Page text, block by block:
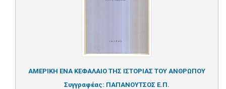
ΑΜΕΡΙΚΗ ΕΝΑ ΚΕΦΑΛΑΙΟ ΤΗΣ ΙΣΤΟΡΙΑΣ ΤΟΥ ΑΝΘΡΩΠΟΥ
Συγγραφέας: ΠΑΠΑΝΟΥΤΣΟΣ Ε.Π.